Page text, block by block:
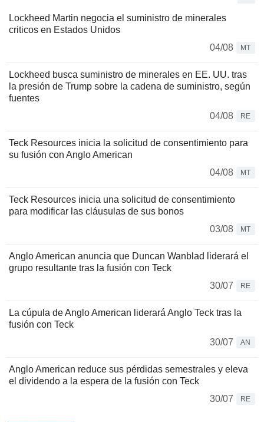
Lockheed Martin negocia el suministro de minerales
criticos en Estados Unidos
04/08
MT
Lockheed busca suministro de minerales en EE. UU. tras
la presión de Trump sobre la cadena de suministro, según
fuentes
04/08
RE
Teck Resources inicia la solicitud de consentimiento para
su fusión con Anglo American
04/08
MT
Teck Resources inicia una solicitud de consentimiento
para modificar las cláusulas de sus bonos
03/08
MT
Anglo American anuncia que Duncan Wanblad liderará el
grupo resultante tras la fusión con Teck
30/07
RE
La cúpula de Anglo American liderará Anglo Teck tras la
fusión con Teck
30/07
AN
Anglo American reduce sus pérdidas semestrales y eleva
el dividendo a la espera de la fusión con Teck
30/07
RE